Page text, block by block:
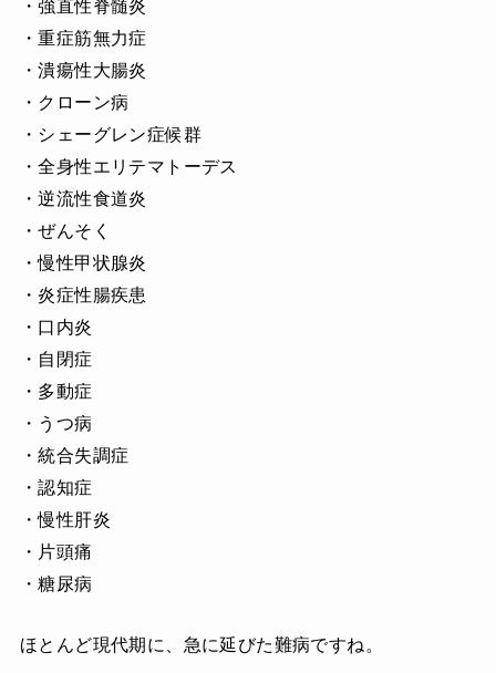
・強直性脊髄炎
・重症筋無力症
・潰瘍性大腸炎
・クローン病
・シェーグレン症候群
・全身性エリテマトーデス
・逆流性食道炎
・ぜんそく
・慢性甲状腺炎
・炎症性腸疾患
・口内炎
・自閉症
・多動症
・うつ病
・統合失調症
・認知症
・慢性肝炎
・片頭痛
・糖尿病
ほとんど現代期に、急に延びた難病ですね。